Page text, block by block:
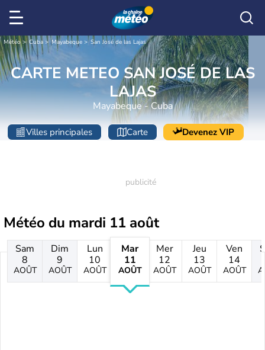
Météo Cuba Mayabeque San José de las Lajas
CARTE METEO SAN JOSÉ DE LAS
LAJAS
Mayabeque - Cuba
Villes principales Carte Devenez VIP
Météo du mardi 11 août
Sam
8
AOÛT
Dim
9
AOÛT
Lun
10
AOÛT
Mar
11
AOÛT
Mer
12
AOÛT
Jeu
13
AOÛT
Ven
14
AOÛT